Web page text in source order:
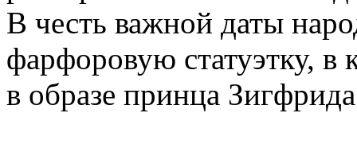
В честь важной даты
фарфоровую статуэтку, в
в образе принца